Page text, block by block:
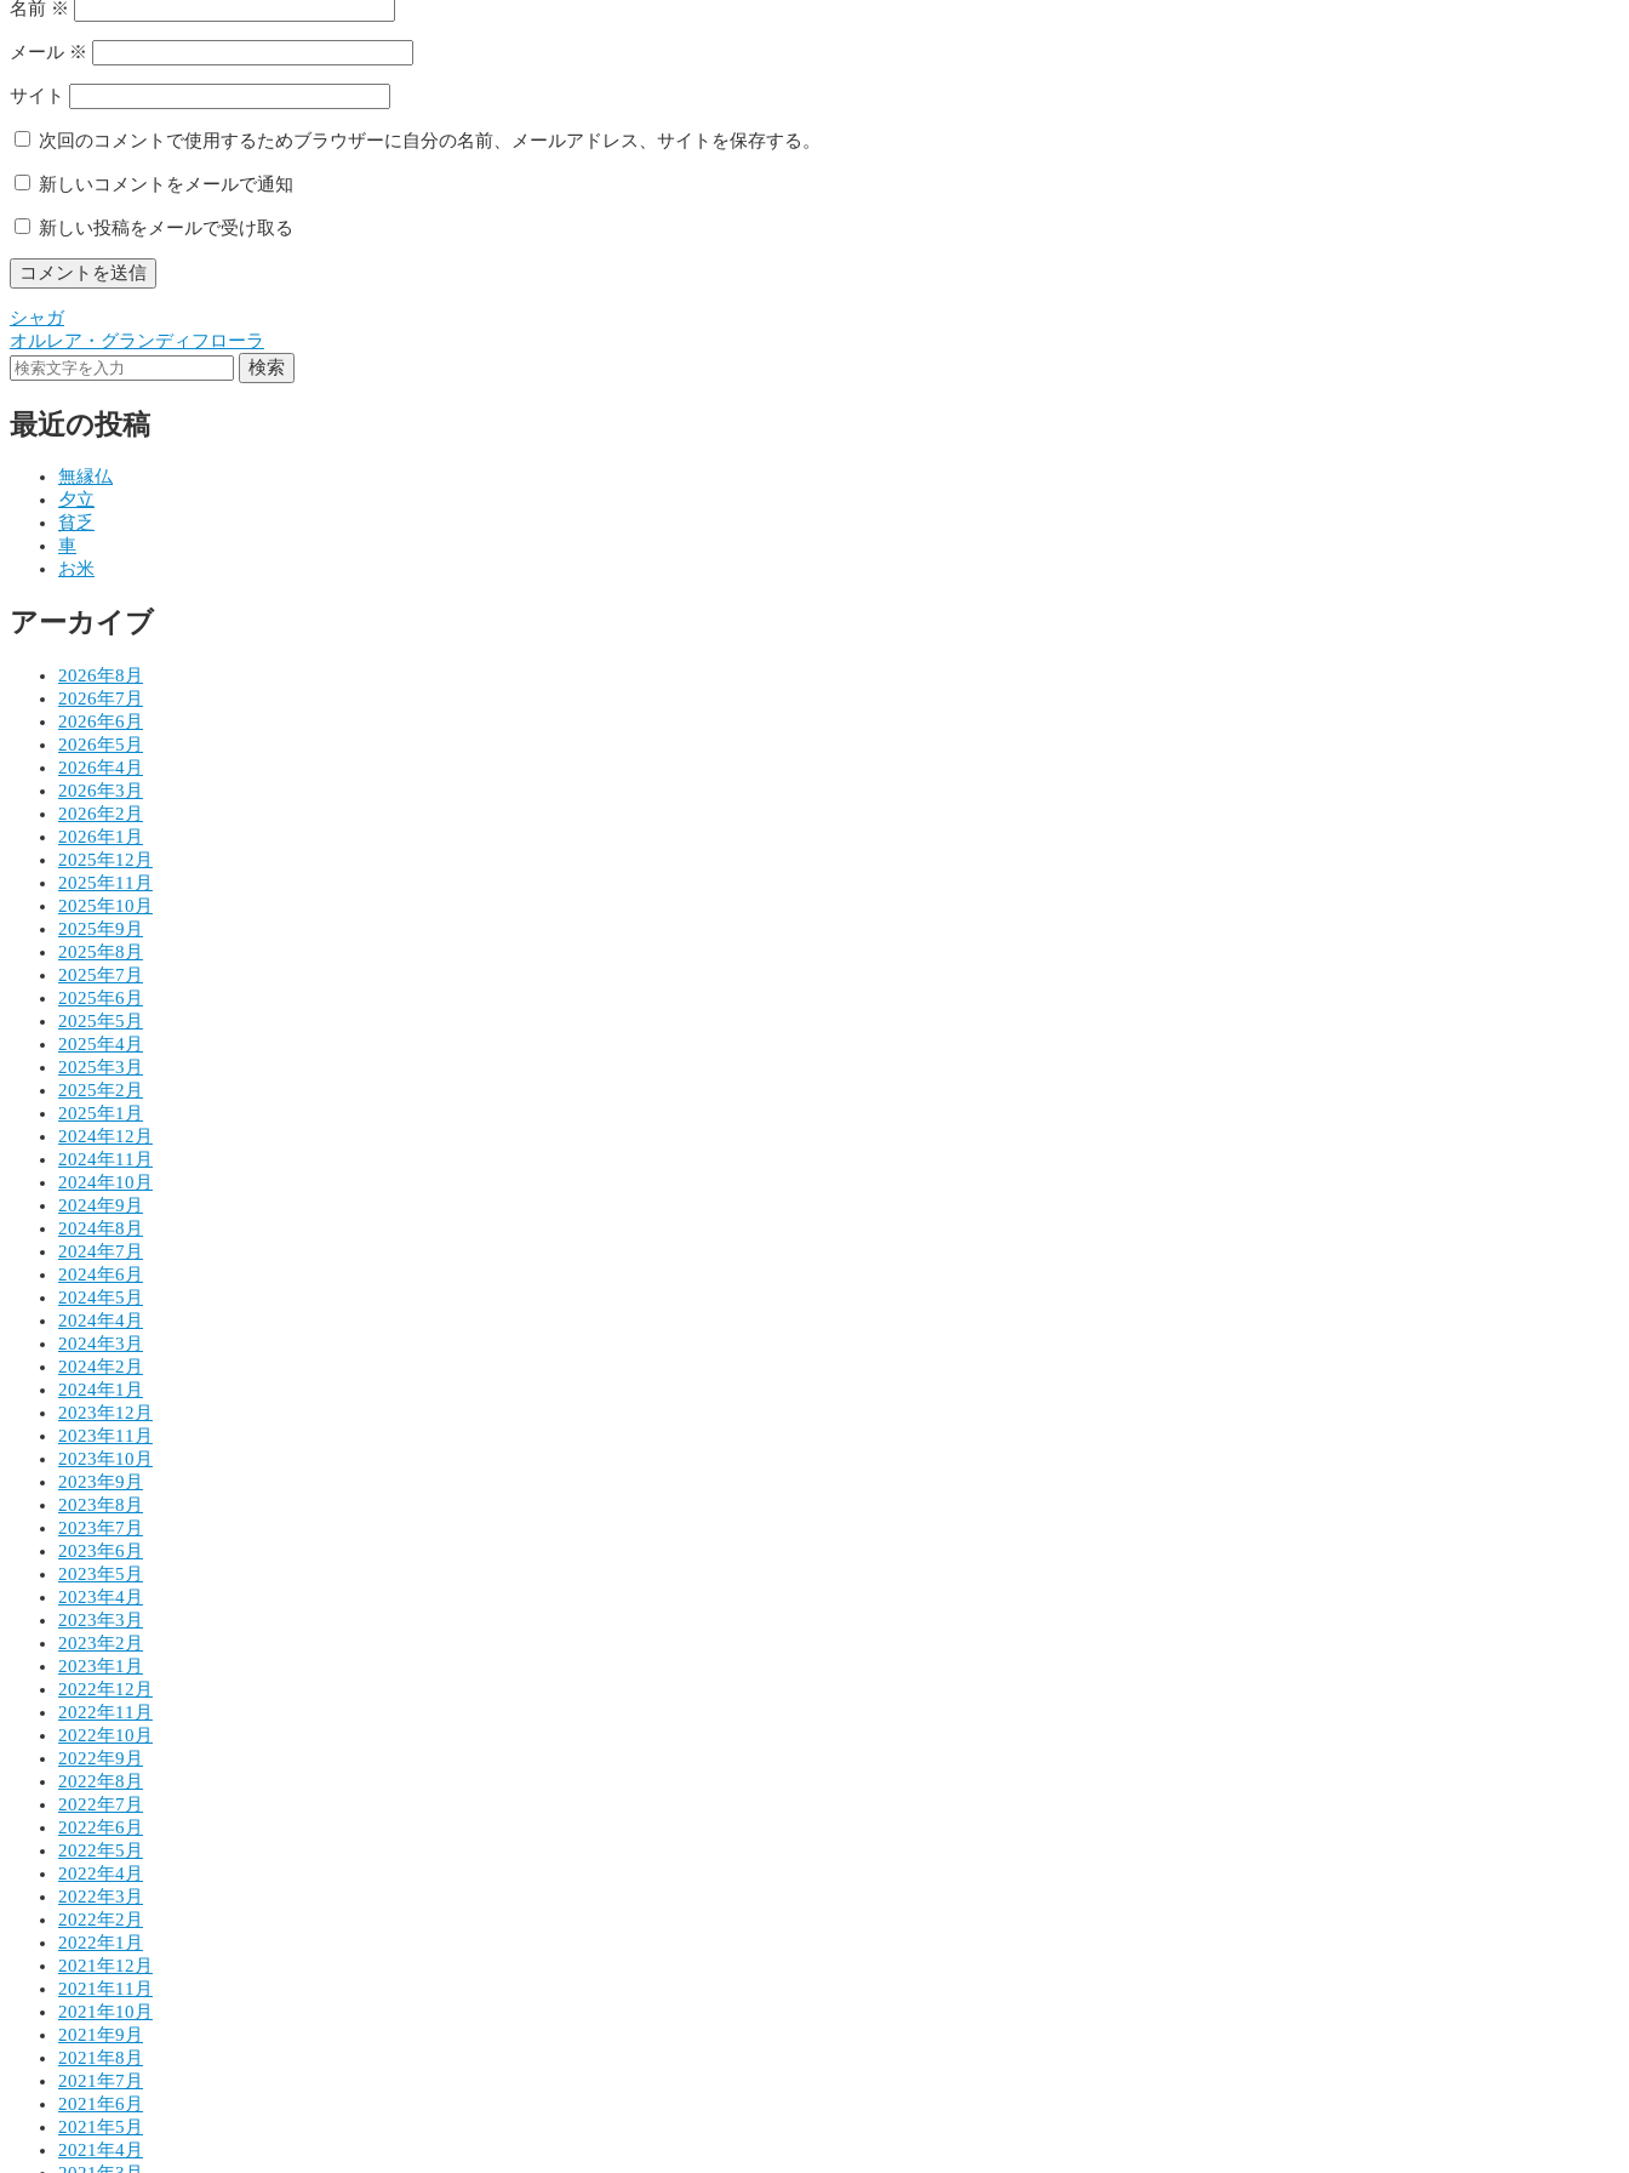
名前 ※
メール ※
サイト
次回のコメントで使用するためブラウザーに自分の名前、メールアドレス、サイトを保存する。
新しいコメントをメールで通知
新しい投稿をメールで受け取る
投
稿
ビ
ン
シャガ
オルレア・グランディフローラ
検索
最近の投稿
無縁仏
夕立
貧乏
車
お米
アーカイブ
2026年8月
2026年7月
2026年6月
2026年5月
2026年4月
2026年3月
2026年2月
2026年1月
2025年12月
2025年11月
2025年10月
2025年9月
2025年8月
2025年7月
2025年6月
2025年5月
2025年4月
2025年3月
2025年2月
2025年1月
2024年12月
2024年11月
2024年10月
2024年9月
2024年8月
2024年7月
2024年6月
2024年5月
2024年4月
2024年3月
2024年2月
2024年1月
2023年12月
2023年11月
2023年10月
2023年9月
2023年8月
2023年7月
2023年6月
2023年5月
2023年4月
2023年3月
2023年2月
2023年1月
2022年12月
2022年11月
2022年10月
2022年9月
2022年8月
2022年7月
2022年6月
2022年5月
2022年4月
2022年3月
2022年2月
2022年1月
2021年12月
2021年11月
2021年10月
2021年9月
2021年8月
2021年7月
2021年6月
2021年5月
2021年4月